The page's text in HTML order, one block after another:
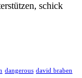
schick
dangerous david braben